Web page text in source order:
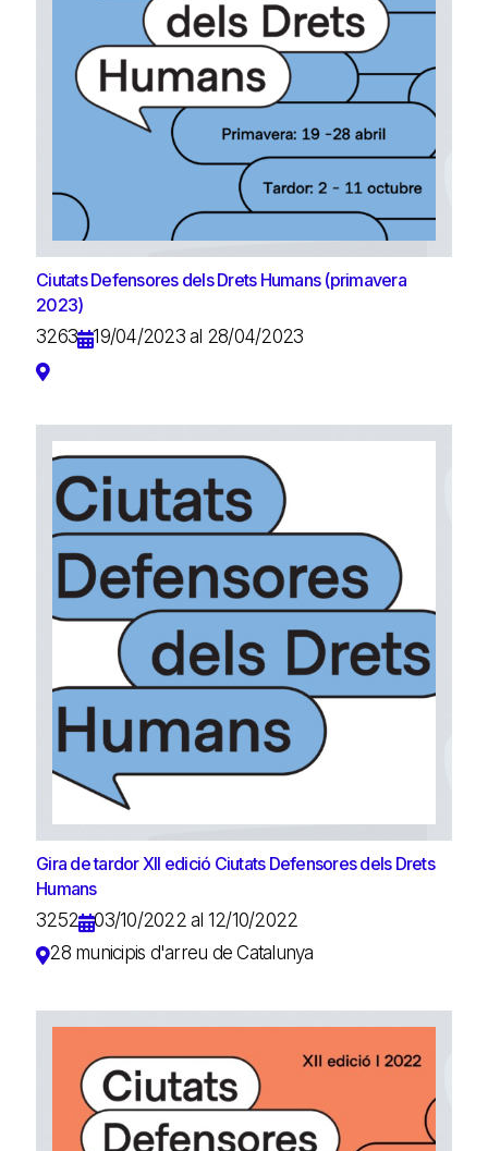
Ciutats Defensores dels Drets Humans (primavera
2023)
3263
19/04/2023 al 28/04/2023
Gira de tardor XII edició Ciutats Defensores dels Drets
Humans
3252
03/10/2022 al 12/10/2022
28 municipis d'arreu de Catalunya